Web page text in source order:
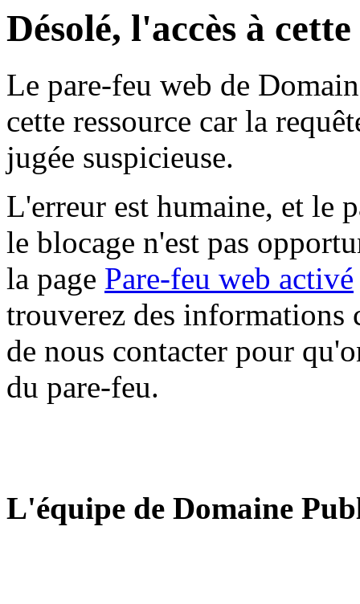
Désolé, l'accès à
Le pare-feu web de
cette ressource car la
jugée suspicieuse.
L'erreur est humaine, et le
le blocage n'est pas
la page Pare-feu web activé
trouverez des informations
de nous contacter pour
du pare-feu.
L'équipe de Domaine